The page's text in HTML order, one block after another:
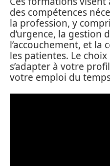
des compétences
la profession, y
d’urgence, la gestion
l’accouchement, et la
les patientes. Le
s’adapter à votre
votre emploi du